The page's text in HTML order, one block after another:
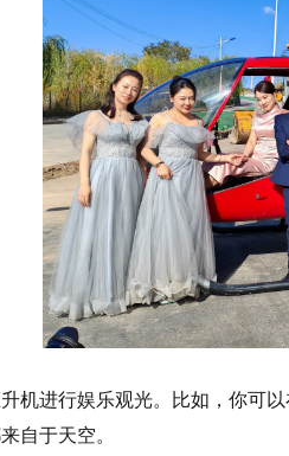
机进行娱乐观光。比如，你可
自于天空。